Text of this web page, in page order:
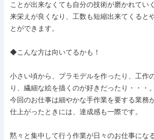
ことが出来なくても自分の技術が磨かれてい
来栄えが良くなり、工数も短縮出来てくると
とができます。
◆こんな方は向いてるかも！
小さい頃から、プラモデルを作ったり、工作
り、繊細な絵を描くのが好きだったり・・・。
今回のお仕事は細やかな手作業を要する業務
仕上がったときには、達成感も一際です。
黙々と集中して行う作業が日々のお仕事にな